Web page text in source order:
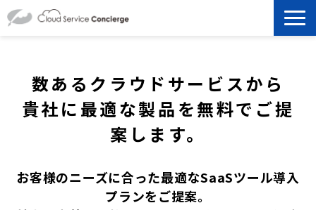
選ばれる理由
お役立ち記事
数あるクラウドサービスから
貴社に最適な製品を無料でご提
案します。
お客様のニーズに合った最適なSaaSツール導入
プランをご提案。